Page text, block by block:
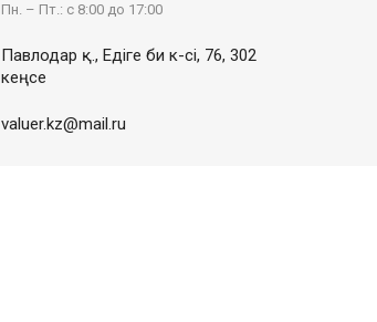
Пн. – Пт.: с 8:00 до 17:00
Павлодар қ., Едіге би к-сі, 76, 302
кеңсе
valuer.kz@mail.ru